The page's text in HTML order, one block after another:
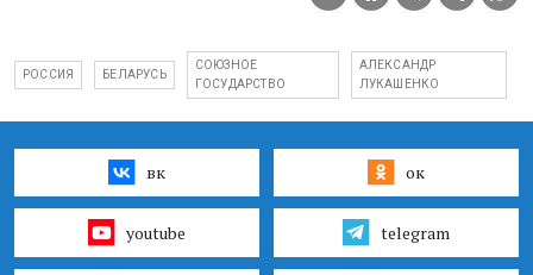
РОССИЯ БЕЛАРУСЬ
СОЮЗНОЕ
ГОСУДАРСТВО
АЛЕКСАНДР
ЛУКАШЕНКО
вк ок
youtube telegram